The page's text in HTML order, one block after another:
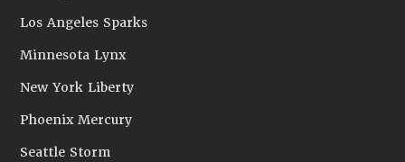
Los Angeles Sparks
Minnesota Lynx
New York Liberty
Phoenix Mercury
Seattle Storm